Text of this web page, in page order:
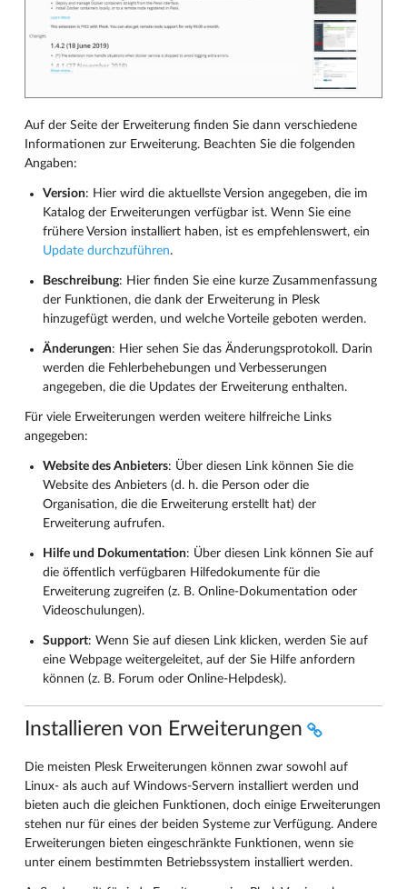
Auf der Seite der Erweiterung finden Sie dann verschiedene
Informationen zur Erweiterung. Beachten Sie die folgenden
Angaben:
Version: Hier wird die aktuellste Version angegeben, die im
Katalog der Erweiterungen verfügbar ist. Wenn Sie eine
frühere Version installiert haben, ist es empfehlenswert, ein
Update durchzuführen.
Beschreibung: Hier finden Sie eine kurze Zusammenfassung
der Funktionen, die dank der Erweiterung in Plesk
hinzugefügt werden, und welche Vorteile geboten werden.
Änderungen: Hier sehen Sie das Änderungsprotokoll. Darin
werden die Fehlerbehebungen und Verbesserungen
angegeben, die die Updates der Erweiterung enthalten.
Für viele Erweiterungen werden weitere hilfreiche Links
angegeben:
Website des Anbieters: Über diesen Link können Sie die
Website des Anbieters (d. h. die Person oder die
Organisation, die die Erweiterung erstellt hat) der
Erweiterung aufrufen.
Hilfe und Dokumentation: Über diesen Link können Sie auf
die öffentlich verfügbaren Hilfedokumente für die
Erweiterung zugreifen (z. B. Online-Dokumentation oder
Videoschulungen).
Support: Wenn Sie auf diesen Link klicken, werden Sie auf
eine Webpage weitergeleitet, auf der Sie Hilfe anfordern
können (z. B. Forum oder Online-Helpdesk).
Installieren von Erweiterungen
Die meisten Plesk Erweiterungen können zwar sowohl auf
Linux- als auch auf Windows-Servern installiert werden und
bieten auch die gleichen Funktionen, doch einige Erweiterungen
stehen nur für eines der beiden Systeme zur Verfügung. Andere
Erweiterungen bieten eingeschränkte Funktionen, wenn sie
unter einem bestimmten Betriebssystem installiert werden.